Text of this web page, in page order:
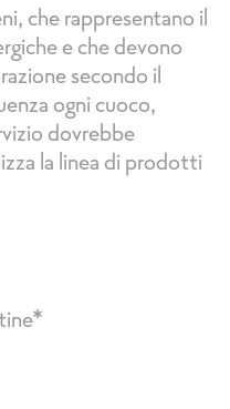
che rappresentano il
e che devono
secondo il
ogni cuoco,
dovrebbe
la linea di prodotti